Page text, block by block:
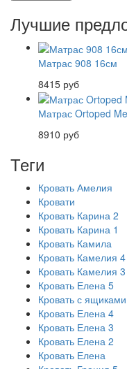
Лучшие
Матрас 908 16см
8415 руб
Матрас Ortoped
8910 руб
Теги
Кровать Амелия
Кровати
Кровать Карина 2
Кровать Карина 1
Кровать Камила
Кровать Камелия 4
Кровать Камелия 3
Кровать Елена 5
Кровать с ящиками
Кровать Елена 4
Кровать Елена 3
Кровать Елена 2
Кровать Елена